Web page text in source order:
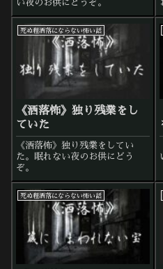
い夜のお供にどうぞ。
死ぬ程洒落にならない怖い話
《洒落怖》独り残業をし
ていた
《洒落怖》独り残業をしてい
た。眠れない夜のお供にどう
ぞ。
死ぬ程洒落にならない怖い話